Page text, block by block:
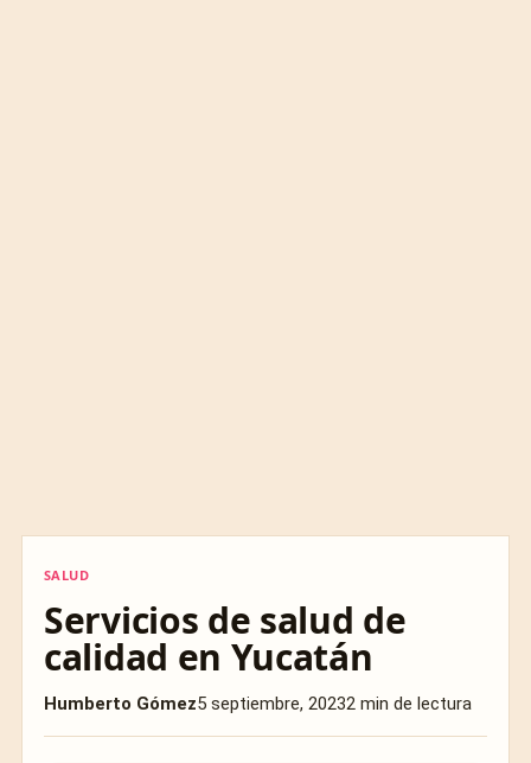
SALUD
Servicios de salud de
calidad en Yucatán
Humberto Gómez5 septiembre, 20232 min de lectura